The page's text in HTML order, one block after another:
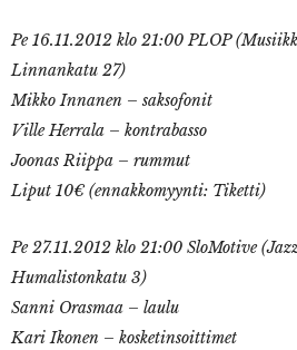
Pe 16.11.2012 klo 21:00 PLOP
Linnankatu 27)
Mikko Innanen – saksofonit
Ville Herrala – kontrabasso
Joonas Riippa – rummut
Liput 10€ (ennakkomyynti: Tiketti)
Pe 27.11.2012 klo 21:00 SloMotive
Humalistonkatu 3)
Sanni Orasmaa – laulu
Kari Ikonen – kosketinsoittimet